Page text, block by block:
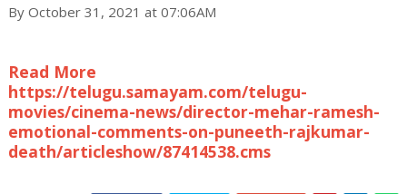
By October 31, 2021 at 07:06AM
Read More
https://telugu.samayam.com/telugu-
movies/cinema-news/director-mehar-ramesh-
emotional-comments-on-puneeth-rajkumar-
death/articleshow/87414538.cms